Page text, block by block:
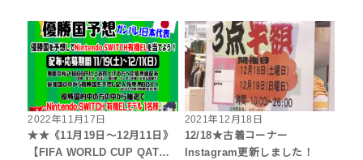
2022年11月17日
★★《11月19日～12月11日》
【FIFA WORLD CUP QAT…
2021年12月18日
12/18★古着コーナー
Instagram更新しました！